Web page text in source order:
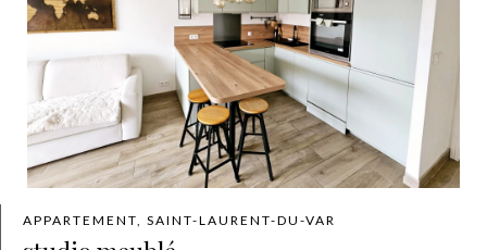
APPARTEMENT, SAINT-LAURENT-DU-VAR